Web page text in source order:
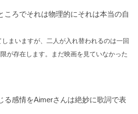
ころでそれは物理的にそれは本当の自
まいますが、二人が入れ替われるのは一回
が存在します。まだ映画を見ていなかった
る感情をAimerさんは絶妙に歌詞で表